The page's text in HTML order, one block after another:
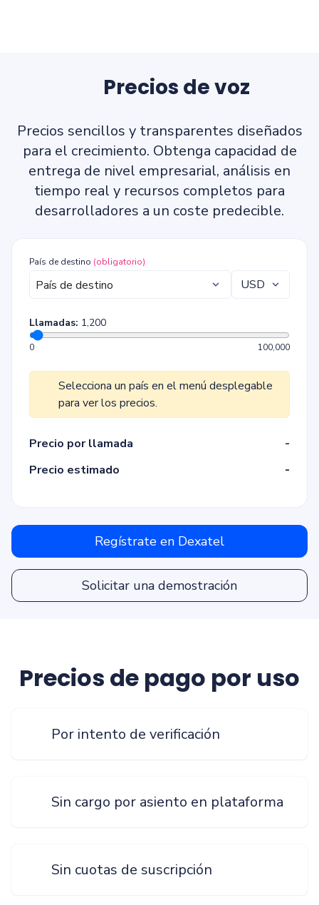
Precios de voz
Precios sencillos y transparentes diseñados
para el crecimiento. Obtenga capacidad de
entrega de nivel empresarial, análisis en
tiempo real y recursos completos para
desarrolladores a un coste predecible.
País de destino (obligatorio)
USD
Llamadas: 1,200
0 100,000
Selecciona un país en el menú desplegable
para ver los precios.
Precio por llamada
-
Precio estimado
-
Regístrate en Dexatel
Solicitar una demostración
Precios de pago por uso
Por intento de verificación
Sin cargo por asiento en plataforma
Sin cuotas de suscripción